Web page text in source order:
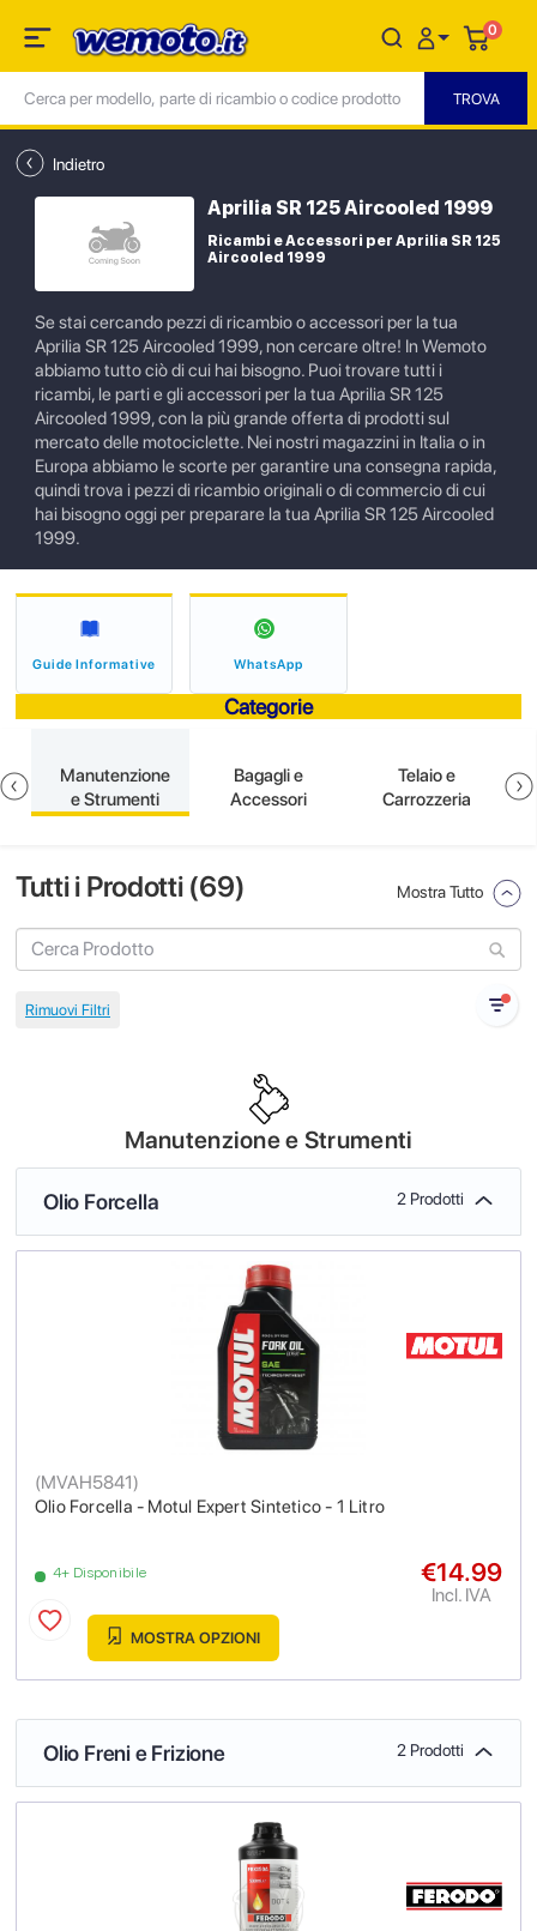
0
Indietro
Aprilia SR 125 Aircooled 1999
Ricambi e Accessori per Aprilia SR 125
Aircooled 1999
Se stai cercando pezzi di ricambio o accessori per la tua
Aprilia SR 125 Aircooled 1999, non cercare oltre! In Wemoto
abbiamo tutto ciò di cui hai bisogno. Puoi trovare tutti i
ricambi, le parti e gli accessori per la tua Aprilia SR 125
Aircooled 1999, con la più grande offerta di prodotti sul
mercato delle motociclette. Nei nostri magazzini in Italia o in
Europa abbiamo le scorte per garantire una consegna rapida,
quindi trova i pezzi di ricambio originali o di commercio di cui
hai bisogno oggi per preparare la tua Aprilia SR 125 Aircooled
1999.
Guide Informative WhatsApp
Categorie
Manutenzione
e Strumenti
Bagagli e
Accessori
Telaio e
Carrozzeria
Tutti i Prodotti (69) Mostra Tutto
Manutenzione e Strumenti
Olio Forcella 2 Prodotti
Olio Forcella - Motul Expert Sintetico - 1 Litro
(MVAH5841)
4+ Disponibile €14.99
Incl. IVA
MOSTRA OPZIONI
Olio Freni e Frizione 2 Prodotti